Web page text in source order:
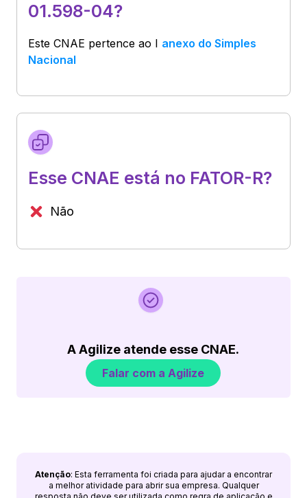
01.598-04?
Este CNAE pertence ao I anexo do Simples
Nacional
Esse CNAE está no FATOR-R?
Não
A Agilize atende esse CNAE.
Falar com a Agilize
Atenção: Esta ferramenta foi criada para ajudar a encontrar
a melhor atividade para abrir sua empresa. Qualquer